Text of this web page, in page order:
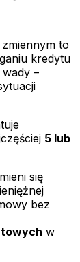
to
kredytu
–
5 lub
się
bez
w